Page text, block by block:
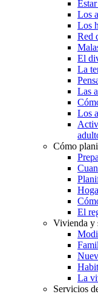
Los
Los
Red
El
La
Las
Los
Cómo
El
Vivienda y
La
Servicios